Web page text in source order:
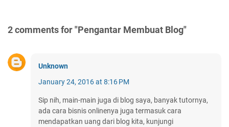
2 comments for "Pengantar Membuat Blog"
Unknown
January 24, 2016 at 8:16 PM
Sip nih, main-main juga di blog saya, banyak tutornya,
ada cara bisnis onlinenya juga termasuk cara
mendapatkan uang dari blog kita, kunjungi